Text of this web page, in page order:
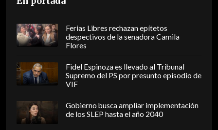
Ferias Libres rechazan epítetos
despectivos de la senadora Camila
Flores
Fidel Espinoza es llevado al Tribunal
Supremo del PS por presunto episodio de
VIF
Gobierno busca ampliar implementación
de los SLEP hasta el año 2040